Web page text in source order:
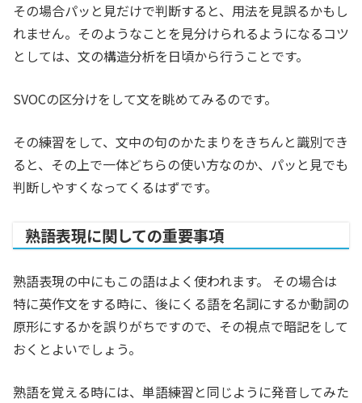
その場合パッと見だけで判断すると、用法を見誤るかもし
れません。そのようなことを見分けられるようになるコツ
としては、文の構造分析を日頃から行うことです。
SVOCの区分けをして文を眺めてみるのです。
その練習をして、文中の句のかたまりをきちんと識別でき
ると、その上で一体どちらの使い方なのか、パッと見でも
判断しやすくなってくるはずです。
熟語表現に関しての重要事項
熟語表現の中にもこの語はよく使われます。 その場合は
特に英作文をする時に、後にくる語を名詞にするか動詞の
原形にするかを誤りがちですので、その視点で暗記をして
おくとよいでしょう。
熟語を覚える時には、単語練習と同じように発音してみた